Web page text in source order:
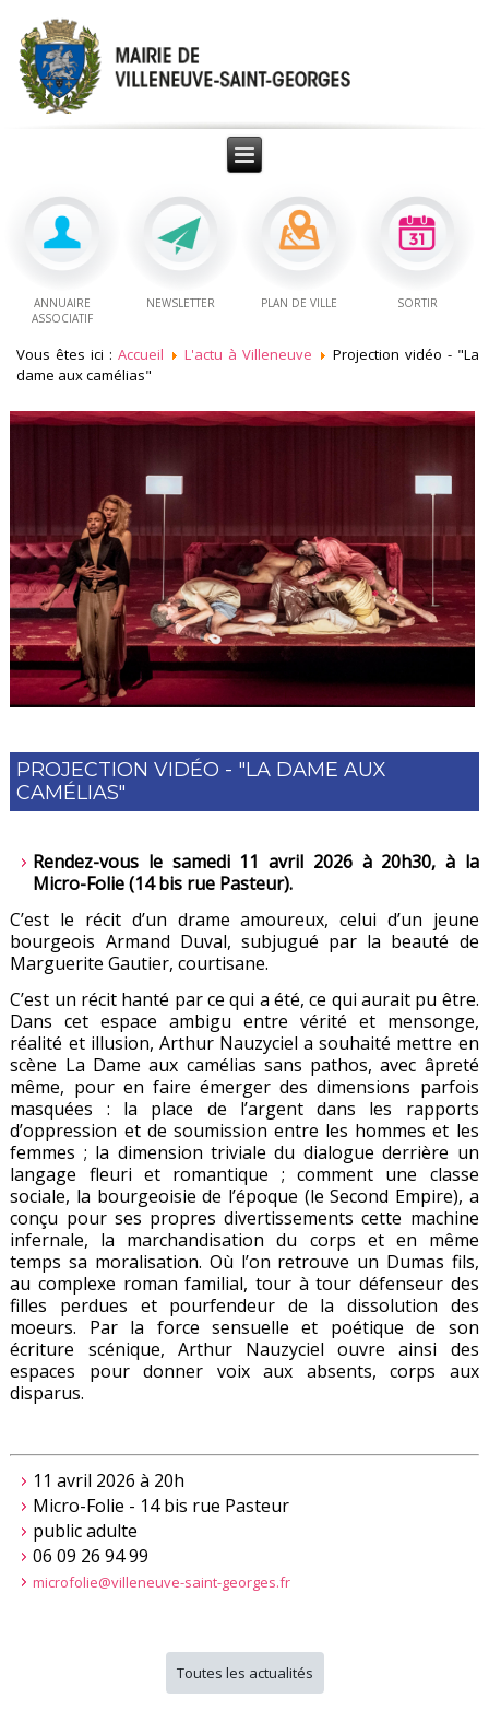
ANNUAIRE
ASSOCIATIF
NEWSLETTER PLAN DE VILLE SORTIR
Vous êtes ici :Accueil L'actu à Villeneuve
Projection vidéo - "La
dame aux camélias"
PROJECTION VIDÉO - "LA DAME AUX
CAMÉLIAS"
Rendez-vous le samedi 11 avril 2026 à 20h30, à la
Micro-Folie (14 bis rue Pasteur).
C’est le récit d’un drame amoureux, celui d’un jeune
bourgeois Armand Duval, subjugué par la beauté de
Marguerite Gautier, courtisane.
C’est un récit hanté par ce qui a été, ce qui aurait pu être.
Dans cet espace ambigu entre vérité et mensonge,
réalité et illusion, Arthur Nauzyciel a souhaité mettre en
scène La Dame aux camélias sans pathos, avec âpreté
même, pour en faire émerger des dimensions parfois
masquées : la place de l’argent dans les rapports
d’oppression et de soumission entre les hommes et les
femmes ; la dimension triviale du dialogue derrière un
langage fleuri et romantique ; comment une classe
sociale, la bourgeoisie de l’époque (le Second Empire), a
conçu pour ses propres divertissements cette machine
infernale, la marchandisation du corps et en même
temps sa moralisation. Où l’on retrouve un Dumas fils,
au complexe roman familial, tour à tour défenseur des
filles perdues et pourfendeur de la dissolution des
moeurs. Par la force sensuelle et poétique de son
écriture scénique, Arthur Nauzyciel ouvre ainsi des
espaces pour donner voix aux absents, corps aux
disparus.
11 avril 2026 à 20h
Micro-Folie - 14 bis rue Pasteur
public adulte
06 09 26 94 99
microfolie@villeneuve-saint-georges.fr
Toutes les actualités